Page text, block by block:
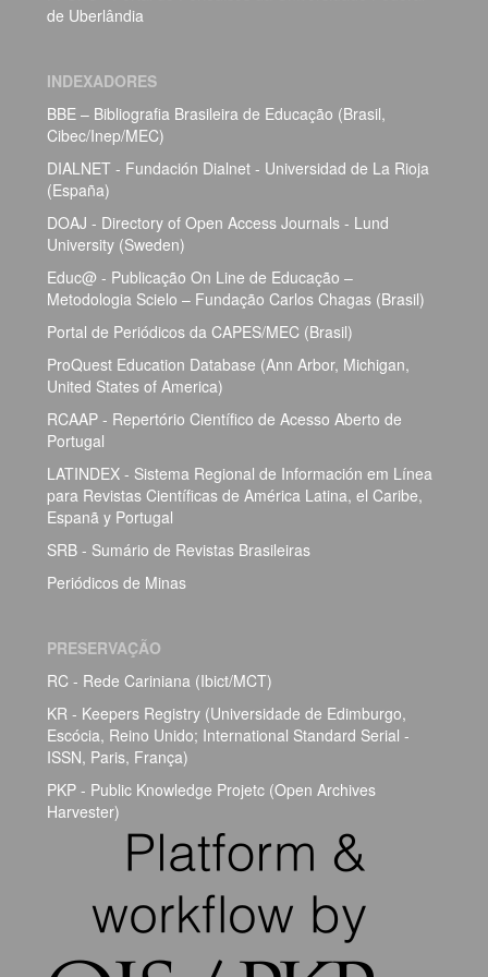
de Uberlândia
INDEXADORES
BBE – Bibliografia Brasileira de Educação (Brasil,
Cibec/Inep/MEC)
DIALNET - Fundación Dialnet - Universidad de La Rioja
(España)
DOAJ - Directory of Open Access Journals - Lund
University (Sweden)
Educ@ - Publicação On Line de Educação –
Metodologia Scielo – Fundação Carlos Chagas (Brasil)
Portal de Periódicos da CAPES/MEC (Brasil)
ProQuest Education Database (Ann Arbor, Michigan,
United States of America)
RCAAP - Repertório Científico de Acesso Aberto de
Portugal
LATINDEX - Sistema Regional de Información em Línea
para Revistas Científicas de América Latina, el Caribe,
Espanã y Portugal
SRB - Sumário de Revistas Brasileiras
Periódicos de Minas
PRESERVAÇÃO
RC - Rede Cariniana (Ibict/MCT)
KR - Keepers Registry (Universidade de Edimburgo,
Escócia, Reino Unido; International Standard Serial -
ISSN, Paris, França)
PKP - Public Knowledge Projetc (Open Archives
Harvester)